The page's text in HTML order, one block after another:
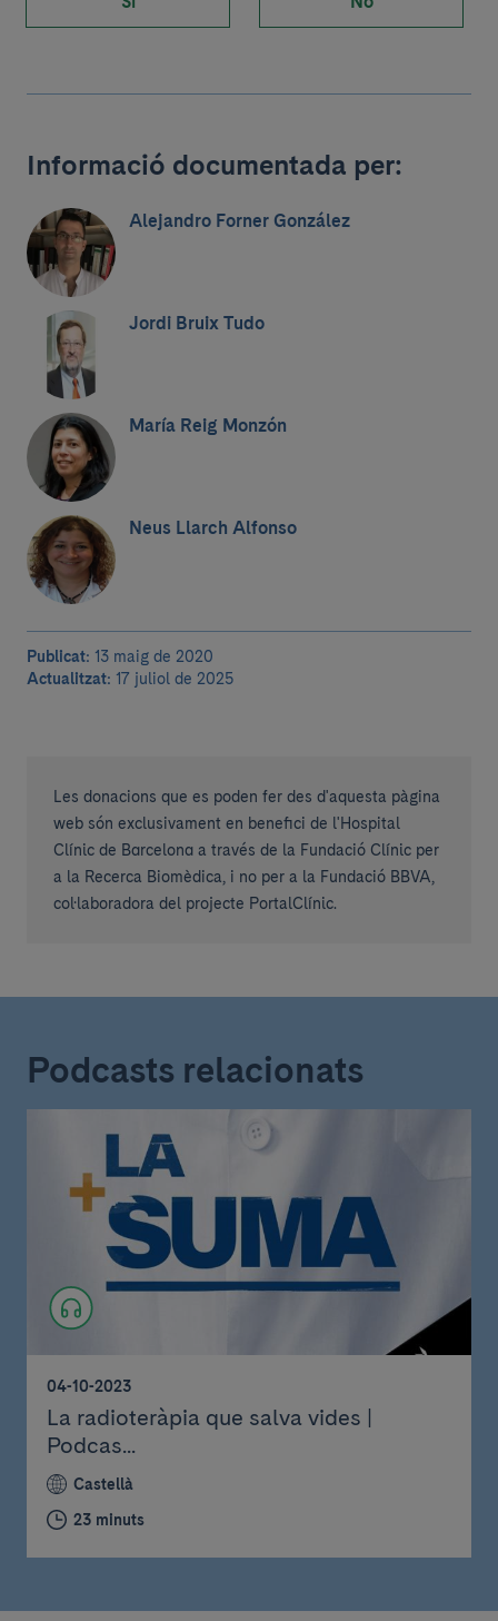
Informació documentada per:
Alejandro Forner González
Jordi Bruix Tudo
María Reig Monzón
Neus Llarch Alfonso
Publicat: 13 maig de 2020
Actualitzat: 17 juliol de 2025
Les donacions que es poden fer des d'aquesta pàgina
web són exclusivament en benefici de l'Hospital
Clínic de Barcelona a través de la Fundació Clínic per
a la Recerca Biomèdica, i no per a la Fundació BBVA,
col·laboradora del projecte PortalClínic.
Podcasts relacionats
04-10-2023
La radioteràpia que salva vides |
Podcas...
Castellà
23 minuts